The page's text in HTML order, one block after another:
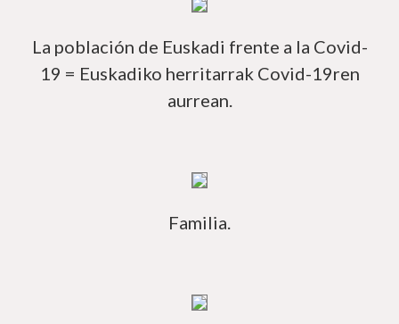
La población de Euskadi frente a la Covid-
19 = Euskadiko herritarrak Covid-19ren
aurrean.
Familia.